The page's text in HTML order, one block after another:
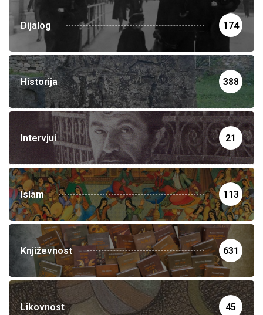
Dijalog 174
Historija 388
Intervjui 21
Islam 113
Književnost 631
Likovnost 45